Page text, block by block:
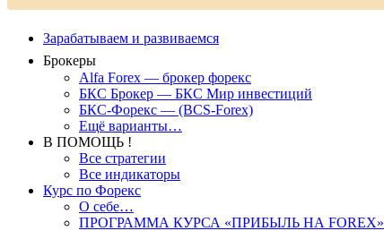
Зарабатываем и развиваемся
Брокеры
Alfa Forex — брокер форекс
БКС Брокер — БКС Мир инвестиций
БКС-Форекс — (BCS-Forex)
Ещё варианты…
В ПОМОЩЬ !
Все стратегии
Все индикаторы
Курс по Форекс
О себе…
ПРОГРАММА КУРСА «ПРИБЫЛЬ НА FOREX»